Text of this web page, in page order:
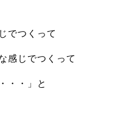
でつくって
感じでつくって
・・」と